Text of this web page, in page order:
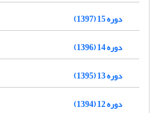
دوره 15 (1397)
دوره 14 (1396)
دوره 13 (1395)
دوره 12 (1394)